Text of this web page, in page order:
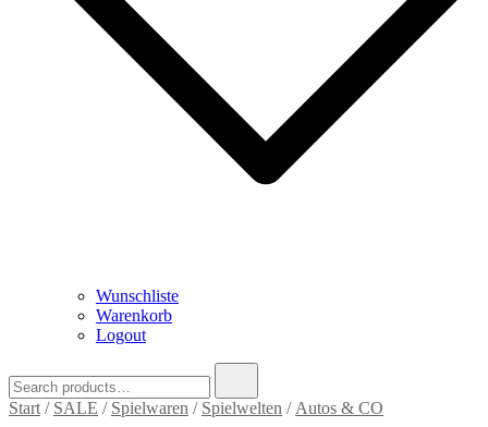
Wunschliste
Warenkorb
Logout
for:
Start / SALE / Spielwaren / Spielwelten / Autos & CO